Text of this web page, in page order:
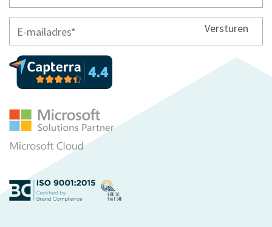
Versturen